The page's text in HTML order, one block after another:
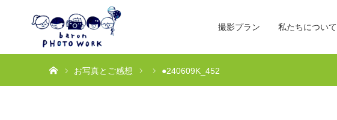
撮影プラン 私たちについて
お写真とご感想 ●240609K_452